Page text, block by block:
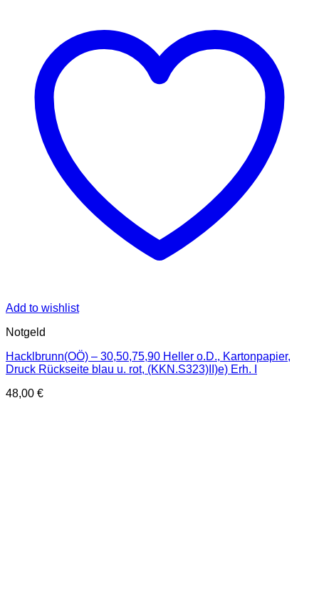
Add to wishlist
Notgeld
Hacklbrunn(OÖ) – 30,50,75,90 Heller o.D., Kartonpapier,
Druck Rückseite blau u. rot, (KKN.S323)II)e) Erh. I
48,00 €